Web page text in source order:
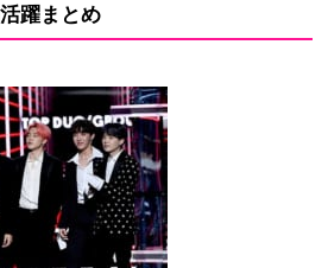
躍まとめ